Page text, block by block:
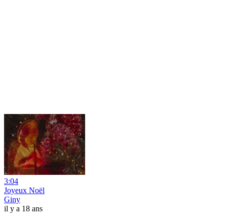
3:04
Joyeux Noël
Giny
il y a 18 ans